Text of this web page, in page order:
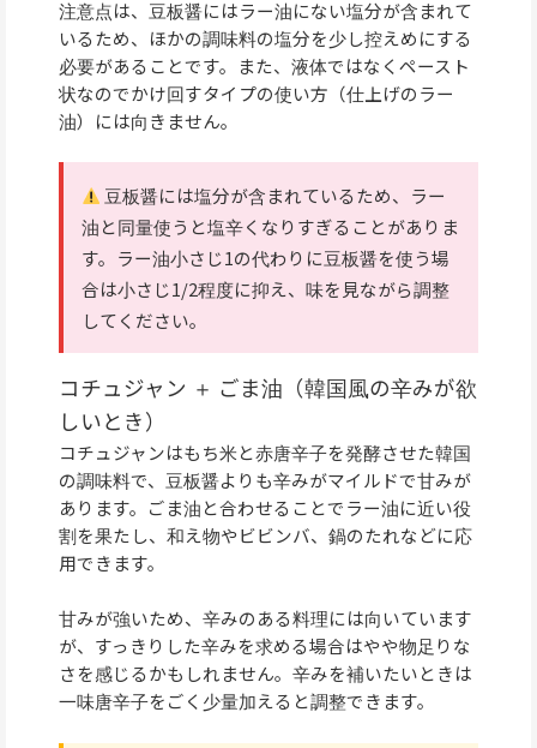
注意点は、豆板醤にはラー油にない塩分が含まれて
いるため、ほかの調味料の塩分を少し控えめにする
必要があることです。また、液体ではなくペースト
状なのでかけ回すタイプの使い方（仕上げのラー
油）には向きません。
豆板醤には塩分が含まれているため、ラー
油と同量使うと塩辛くなりすぎることがありま
す。ラー油小さじ1の代わりに豆板醤を使う場
合は小さじ1/2程度に抑え、味を見ながら調整
してください。
コチュジャン ＋ ごま油（韓国風の辛みが欲
しいとき）
コチュジャンはもち米と赤唐辛子を発酵させた韓国
の調味料で、豆板醤よりも辛みがマイルドで甘みが
あります。ごま油と合わせることでラー油に近い役
割を果たし、和え物やビビンバ、鍋のたれなどに応
用できます。
甘みが強いため、辛みのある料理には向いています
が、すっきりした辛みを求める場合はやや物足りな
さを感じるかもしれません。辛みを補いたいときは
一味唐辛子をごく少量加えると調整できます。